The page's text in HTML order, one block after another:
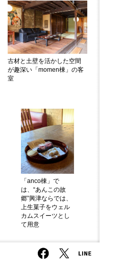
Facebook
Twitter
古材と土壁を活かした空間
が趣深い「momen棟」の客
室
「anco棟」で
は、“あんこの故
郷”興津ならでは、
上生菓子をウェル
カムスイーツとし
て用意